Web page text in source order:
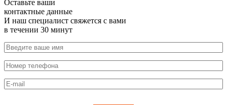
Оставьте ваши
контактные данные
И наш специалист свяжется с вами
в течении 30 минут